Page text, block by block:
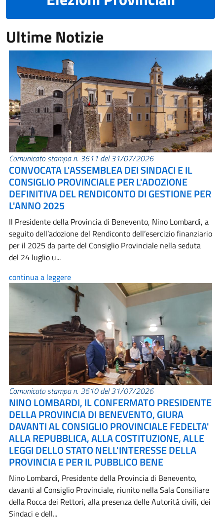
Ultime Notizie
Comunicato stampa n. 3611 del 31/07/2026
CONVOCATA L'ASSEMBLEA DEI SINDACI E IL
CONSIGLIO PROVINCIALE PER L'ADOZIONE
DEFINITIVA DEL RENDICONTO DI GESTIONE PER
L'ANNO 2025
Il Presidente della Provincia di Benevento, Nino Lombardi, a
seguito dell’adozione del Rendiconto dell’esercizio finanziario
per il 2025 da parte del Consiglio Provinciale nella seduta
del 24 luglio u...
continua a leggere
Comunicato stampa n. 3610 del 31/07/2026
NINO LOMBARDI, IL CONFERMATO PRESIDENTE
DELLA PROVINCIA DI BENEVENTO, GIURA
DAVANTI AL CONSIGLIO PROVINCIALE FEDELTA'
ALLA REPUBBLICA, ALLA COSTITUZIONE, ALLE
LEGGI DELLO STATO NELL'INTERESSE DELLA
PROVINCIA E PER IL PUBBLICO BENE
Nino Lombardi, Presidente della Provincia di Benevento,
davanti al Consiglio Provinciale, riunito nella Sala Consiliare
della Rocca dei Rettori, alla presenza delle Autorità civili, dei
Sindaci e dell...